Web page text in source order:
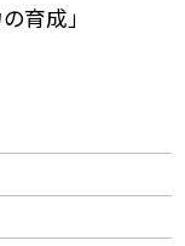
育成」